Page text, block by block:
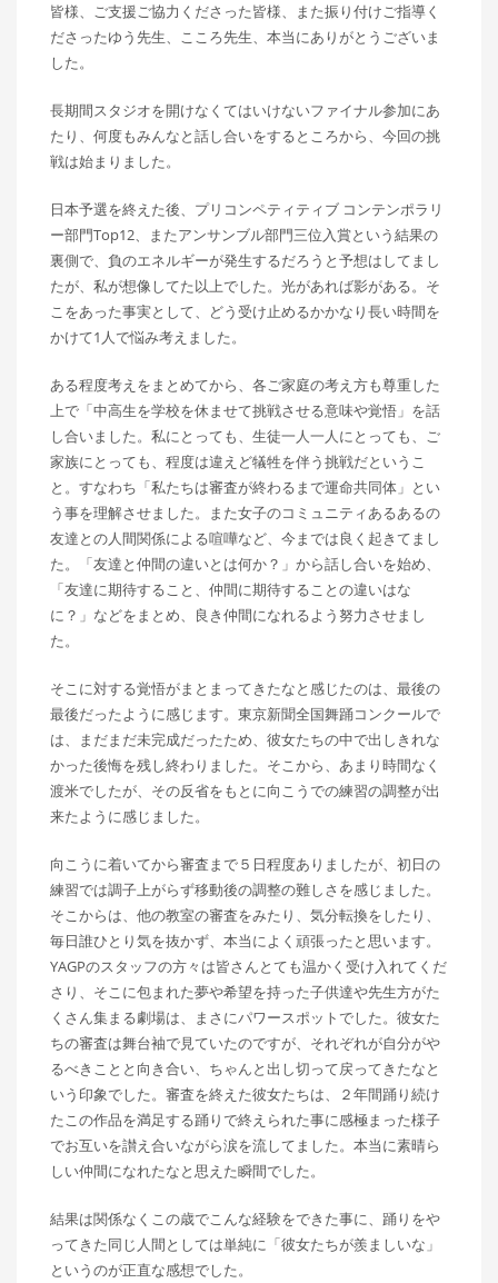
皆様、ご支援ご協力くださった皆様、また振り付けご指導く
ださったゆう先生、こころ先生、本当にありがとうございま
した。
長期間スタジオを開けなくてはいけないファイナル参加にあ
たり、何度もみんなと話し合いをするところから、今回の挑
戦は始まりました。
日本予選を終えた後、プリコンペティティブ コンテンポラリ
ー部門Top12、またアンサンブル部門三位入賞という結果の
裏側で、負のエネルギーが発生するだろうと予想はしてまし
たが、私が想像してた以上でした。光があれば影がある。そ
こをあった事実として、どう受け止めるかかなり長い時間を
かけて1人で悩み考えました。
ある程度考えをまとめてから、各ご家庭の考え方も尊重した
上で「中高生を学校を休ませて挑戦させる意味や覚悟」を話
し合いました。私にとっても、生徒一人一人にとっても、ご
家族にとっても、程度は違えど犠牲を伴う挑戦だというこ
と。すなわち「私たちは審査が終わるまで運命共同体」とい
う事を理解させました。また女子のコミュニティあるあるの
友達との人間関係による喧嘩など、今までは良く起きてまし
た。「友達と仲間の違いとは何か？」から話し合いを始め、
「友達に期待すること、仲間に期待することの違いはな
に？」などをまとめ、良き仲間になれるよう努力させまし
た。
そこに対する覚悟がまとまってきたなと感じたのは、最後の
最後だったように感じます。東京新聞全国舞踊コンクールで
は、まだまだ未完成だったため、彼女たちの中で出しきれな
かった後悔を残し終わりました。そこから、あまり時間なく
渡米でしたが、その反省をもとに向こうでの練習の調整が出
来たように感じました。
向こうに着いてから審査まで５日程度ありましたが、初日の
練習では調子上がらず移動後の調整の難しさを感じました。
そこからは、他の教室の審査をみたり、気分転換をしたり、
毎日誰ひとり気を抜かず、本当によく頑張ったと思います。
YAGPのスタッフの方々は皆さんとても温かく受け入れてくだ
さり、そこに包まれた夢や希望を持った子供達や先生方がた
くさん集まる劇場は、まさにパワースポットでした。彼女た
ちの審査は舞台袖で見ていたのですが、それぞれが自分がや
るべきことと向き合い、ちゃんと出し切って戻ってきたなと
いう印象でした。審査を終えた彼女たちは、２年間踊り続け
たこの作品を満足する踊りで終えられた事に感極まった様子
でお互いを讃え合いながら涙を流してました。本当に素晴ら
しい仲間になれたなと思えた瞬間でした。
結果は関係なくこの歳でこんな経験をできた事に、踊りをや
ってきた同じ人間としては単純に「彼女たちが羨ましいな」
というのが正直な感想でした。